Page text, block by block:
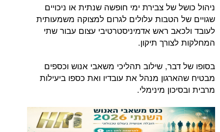
ניהול כושל של צבירת ימי חופשה שנתית או ניכויים
שגויים של הטבות עלולים לגרום למצוקה משמעותית
לעובד ולכאב ראש אדמיניסטרטיבי עצום עבור שתי
המחלקות לצורך תיקון.
בסופו של דבר, שילוב תהליכי משאבי אנוש וכספים
מבטיח שהארגון מנהל את עובדיו ואת כספו ביעילות
מרבית ובסיכון מינימלי.